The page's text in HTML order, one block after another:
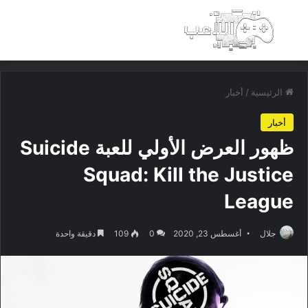
بحث عن
الرئيسية / أخبار
أخبار
ظهور العرض الأولي للعبة Suicide
Squad: Kill the Justice
League
جلال أغسطس 23, 2020 0
109 دقيقة واحدة